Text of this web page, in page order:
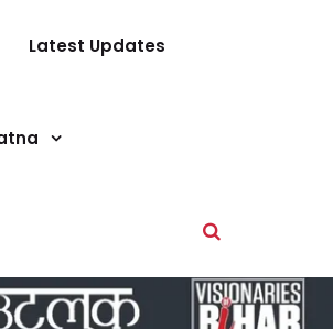
Latest Updates